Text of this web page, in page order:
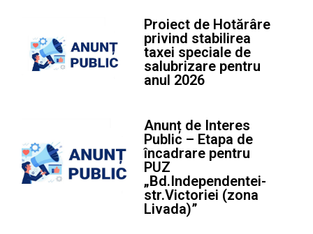
Proiect de Hotărâre
privind stabilirea
taxei speciale de
salubrizare pentru
anul 2026
Anunț de Interes
Public – Etapa de
încadrare pentru
PUZ
„Bd.Independentei-
str.Victoriei (zona
Livada)”